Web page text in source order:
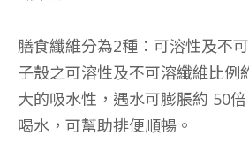
膳食纖維分為2種：可溶性及不
子殼之可溶性及不可溶纖維比例
大的吸水性，遇水可膨脹約 50
喝水，可幫助排便順暢。